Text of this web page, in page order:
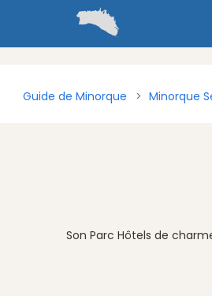
Guide de Minorque Minorque
Son Parc Hôtels de